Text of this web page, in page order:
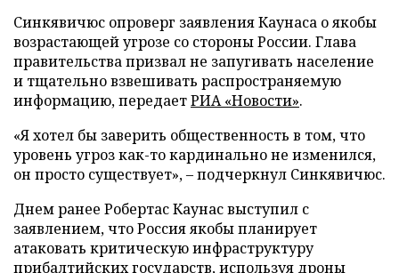
Синкявичюс опроверг заявления Каунаса о якобы
возрастающей угрозе со стороны России. Глава
правительства призвал не запугивать население
и тщательно взвешивать распространяемую
информацию, передаетРИА «Новости».
«Я хотел бы заверить общественность в том, что
уровень угроз как-то кардинально не изменился,
он просто существует», – подчеркнул Синкявичюс.
Днем ранее Робертас Каунас выступил с
заявлением, что Россия якобы планирует
атаковать критическую инфраструктуру
прибалтийских государств, используя дроны